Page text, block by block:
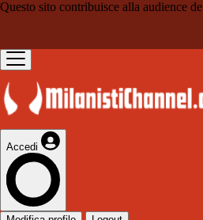
Questo sito contribuisce alla audience de
Accedi